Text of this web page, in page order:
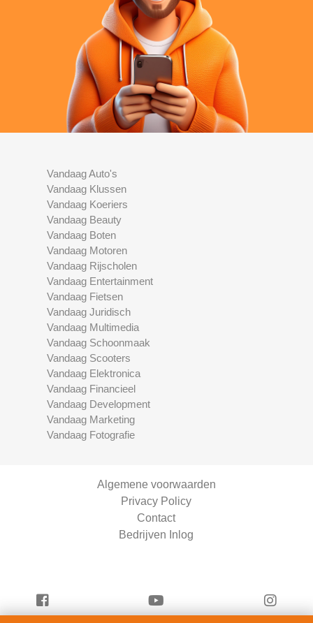
Vandaag Auto's
Vandaag Klussen
Vandaag Koeriers
Vandaag Beauty
Vandaag Boten
Vandaag Motoren
Vandaag Rijscholen
Vandaag Entertainment
Vandaag Fietsen
Vandaag Juridisch
Vandaag Multimedia
Vandaag Schoonmaak
Vandaag Scooters
Vandaag Elektronica
Vandaag Financieel
Vandaag Development
Vandaag Marketing
Vandaag Fotografie
Algemene voorwaarden
Privacy Policy
Contact
Bedrijven Inlog